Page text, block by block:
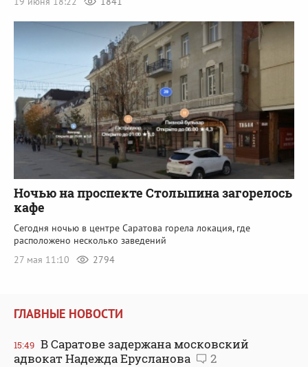
Ночью на проспекте Столыпина загорелось
кафе
Сегодня ночью в центре Саратова горела локация, где
расположено несколько заведений
27 мая 11:10
2794
ГЛАВНЫЕ НОВОСТИ
15:49 В Саратове задержана московский
адвокат Надежда Ерусланова
2